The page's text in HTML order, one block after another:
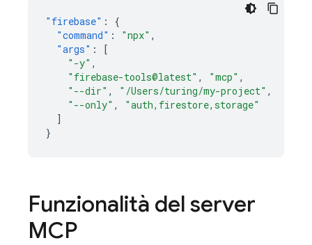
"firebase" :
{
"command" : "npx" ,
"args" :
[
"-y" ,
"firebase-tools@latest" , "mcp" ,
"--dir" , "/Users/turing/my-project" ,
"--only" ,
"auth,firestore,storage"
]
}
Funzionalità del server
MCP